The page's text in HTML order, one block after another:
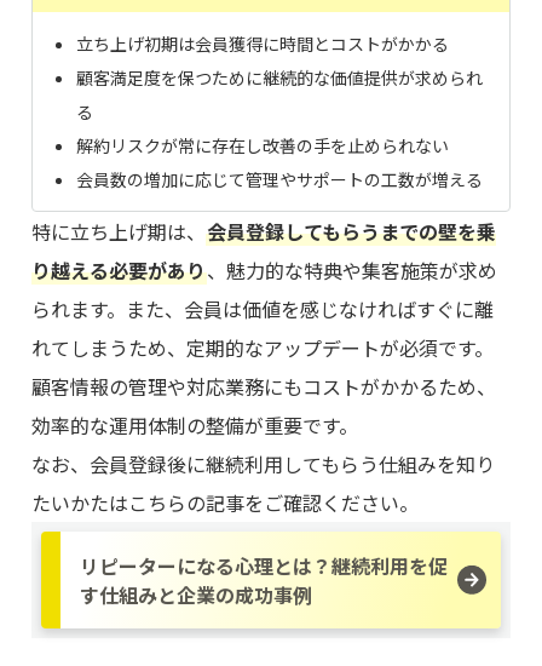
立ち上げ初期は会員獲得に時間とコストがかかる
顧客満足度を保つために継続的な価値提供が求められ
る
解約リスクが常に存在し改善の手を止められない
会員数の増加に応じて管理やサポートの工数が増える
特に立ち上げ期は、会員登録してもらうまでの壁を乗
り越える必要があり、魅力的な特典や集客施策が求め
られます。また、会員は価値を感じなければすぐに離
れてしまうため、定期的なアップデートが必須です。
顧客情報の管理や対応業務にもコストがかかるため、
効率的な運用体制の整備が重要です。
なお、会員登録後に継続利用してもらう仕組みを知り
たいかたはこちらの記事をご確認ください。
リピーターになる心理とは？継続利用を促
す仕組みと企業の成功事例